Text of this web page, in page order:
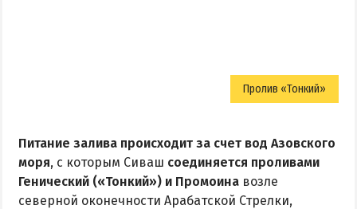
Пролив «Тонкий»
Питание залива происходит за счет вод Азовского
моря, с которым Сиваш соединяется проливами
Генический («Тонкий») и Промоина возле
северной оконечности Арабатской Стрелки,